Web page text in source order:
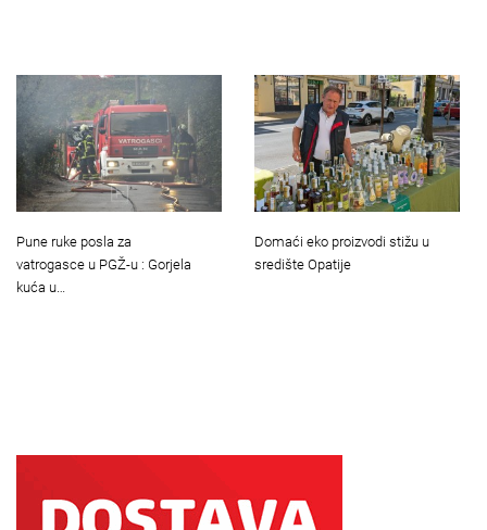
Pune ruke posla za
vatrogasce u PGŽ-u : Gorjela
kuća u…
Domaći eko proizvodi stižu u
središte Opatije